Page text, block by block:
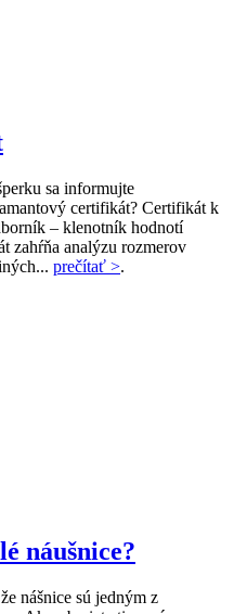
sa informujte
certifikát? Certifikát k
– klenotník hodnotí
zahŕňa analýzu rozmerov
prečítať >.
náušnice?
nášnice sú jedným z